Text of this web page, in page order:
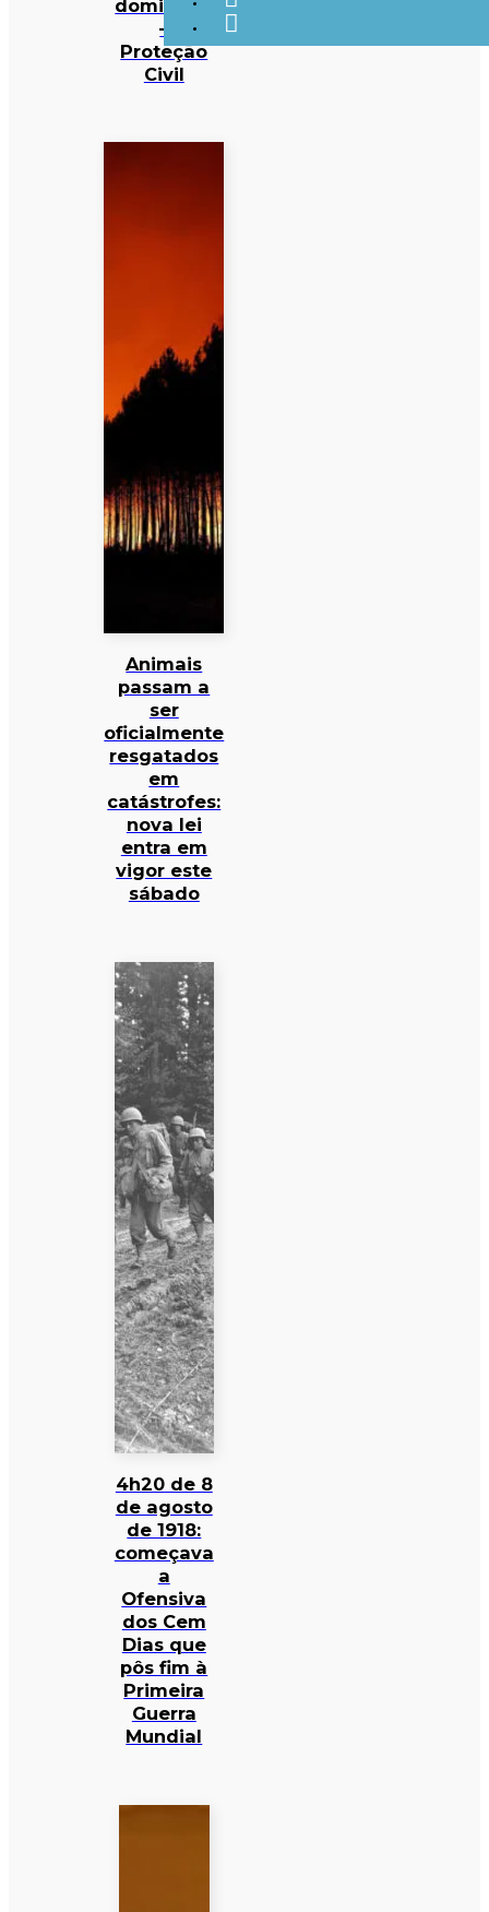
dominado
–
Proteção
Civil
Animais
passam a
ser
oficialmente
resgatados
em
catástrofes:
nova lei
entra em
vigor este
sábado
4h20 de 8
de agosto
de 1918:
começava
a
Ofensiva
dos Cem
Dias que
pôs fim à
Primeira
Guerra
Mundial